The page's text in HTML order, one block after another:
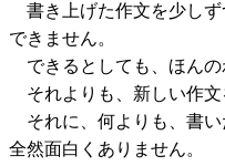
書き上げた作文を少しず
できません。
できるとしても、ほんの
それよりも、新しい作文
それに、何よりも、書い
全然面白くありません。